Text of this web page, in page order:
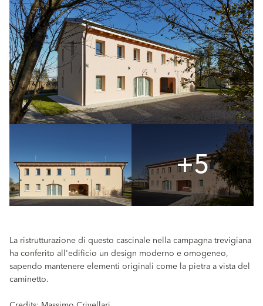
+5
La ristrutturazione di questo cascinale nella campagna trevigiana
ha conferito all'edificio un design moderno e omogeneo,
sapendo mantenere elementi originali come la pietra a vista del
caminetto.